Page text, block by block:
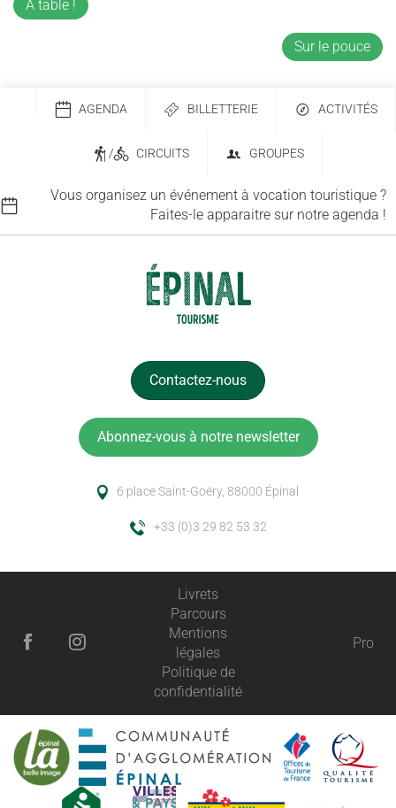
À table !
Sur le pouce
AGENDA BILLETTERIE ACTIVITÉS
/ CIRCUITS GROUPES
Vous organisez un événement à vocation touristique ?
Faites-le apparaitre sur notre agenda !
Contactez-nous
Abonnez-vous à notre newsletter
6 place Saint-Goëry, 88000 Épinal
+33 (0)3 29 82 53 32
Livrets
Parcours
Mentions
légales
Politique de
confidentialité
Pro